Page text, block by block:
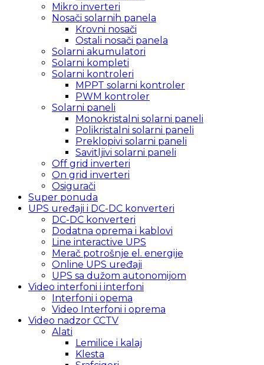
Mikro inverteri
Nosači solarnih panela
Krovni nosači
Ostali nosači panela
Solarni akumulatori
Solarni kompleti
Solarni kontroleri
MPPT solarni kontroler
PWM kontroler
Solarni paneli
Monokristalni solarni paneli
Polikristalni solarni paneli
Preklopivi solarni paneli
Savitljivi solarni paneli
Off grid inverteri
On grid inverteri
Osigurači
Super ponuda
UPS uređaji i DC-DC konverteri
DC-DC konverteri
Dodatna oprema i kablovi
Line interactive UPS
Merač potrošnje el. energije
Online UPS uređaji
UPS sa dužom autonomijom
Video interfoni i interfoni
Interfoni i opema
Video Interfoni i oprema
Video nadzor CCTV
Alati
Lemilice i kalaj
Klesta